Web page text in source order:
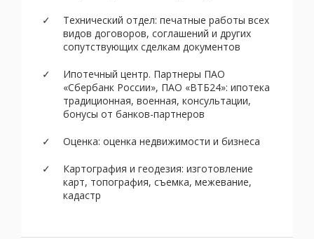
Технический отдел: печатные работы всех
видов договоров, соглашений и других
сопутствующих сделкам документов
Ипотечный центр. Партнеры ПАО
«Сбербанк России», ПАО «ВТБ24»: ипотека
традиционная, военная, консультации,
бонусы от банков-партнеров
Оценка: оценка недвижимости и бизнеса
Картография и геодезия: изготовление
карт, топография, съемка, межевание,
кадастр